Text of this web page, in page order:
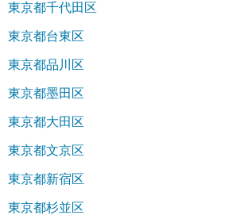
東京都千代田区
東京都台東区
東京都品川区
東京都墨田区
東京都大田区
東京都文京区
東京都新宿区
東京都杉並区